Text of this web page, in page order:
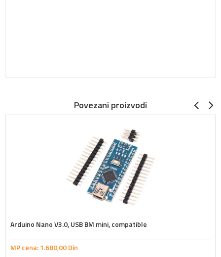
Povezani proizvodi
Arduino Nano V3.0, USB BM mini, compatible
MP cena:1.680,00Din